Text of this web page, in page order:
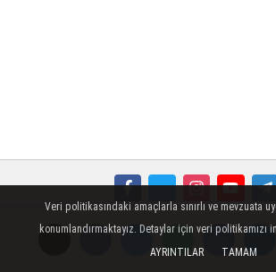
Künye İletişim Çerez Politikası
Veri politikasındaki amaçlarla sınırlı ve mevzuata
konumlandırmaktayız. Detaylar için veri politikamızı
AYRINTILAR
TAMAM